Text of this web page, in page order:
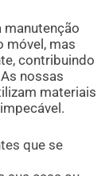
manutenção
móvel, mas
contribuindo
nossas
materiais
que se